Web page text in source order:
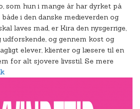
som hun i mange år har dyrket på
i den danske medieverden og
laves mad, er Kira den nysgerrige,
og gennem kost og
elever, klienter og læsere til en
for alt sjovere livsstil. Se mere